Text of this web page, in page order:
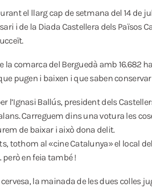
el llarg cap de setmana del 14 de
i de la Diada Castellera dels Països
la comarca del Berguedà amb
pugen i baixen i que saben
l’Ignasi Ballús, president dels
Carreguem dins una votura les
de baixar i això dona delit.
tothom al «cine Catalunya» el local
però en feia també !
cervesa, la mainada de les dues colles